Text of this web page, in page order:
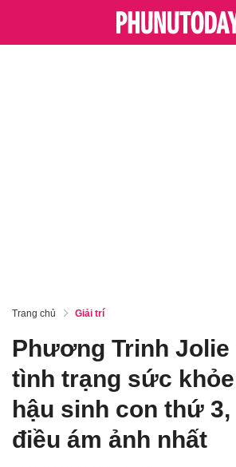
Trang chủ Giải trí
Phương Trinh Jolie
tình trạng sức
hậu sinh con thứ 3,
điều ám ảnh nhất